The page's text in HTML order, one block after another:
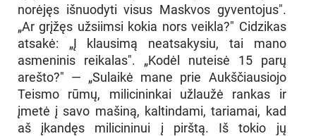
norėjęs išnuodyti visus Maskvos gyventojus".
„Ar grįžęs užsiimsi kokia nors veikla?" Cidzikas
atsakė: „Į klausimą neatsakysiu, tai mano
asmeninis reikalas". „Kodėl nuteisė 15 parų
arešto?" — „Sulaikė mane prie Aukščiausiojo
Teismo rūmų, milicininkai užlaužė rankas ir
įmetė į savo mašiną, kaltindami, tariamai, kad
aš įkandęs milicininui į pirštą. Iš tokio jų